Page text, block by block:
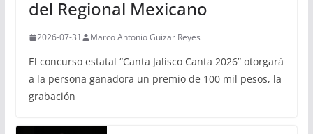
del Regional Mexicano
2026-07-31 Marco Antonio Guizar Reyes
El concurso estatal “Canta Jalisco Canta 2026” otorgará
a la persona ganadora un premio de 100 mil pesos, la
grabación